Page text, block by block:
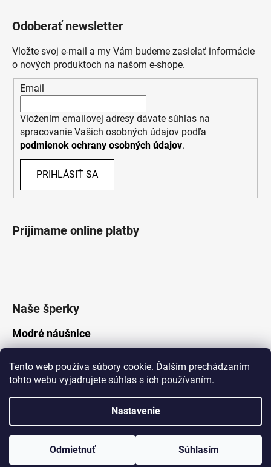
Tento web používa súbory cookie. Ďalším prechádzaním
tohto webu vyjadrujete súhlas s ich používaním.
Nastavenie
Odmietnuť Súhlasím
www.Lotka.sk - najkrajšie šperky za dobré ceny. Pri nákupe nad 50€
poštovné zdarma. Nakupujte s dôverou - naša spoločnosť je s
Odoberať newsletter
Vložte svoj e-mail a my Vám budeme zasielať informácie
o nových produktoch na našom e-shope.
Email
Vložením emailovej adresy dávate súhlas na
spracovanie Vašich osobných údajov podľa
podmienok ochrany osobných údajov.
PRIHLÁSIŤ SA
Prijímame online platby
Naše šperky
Modré náušnice
21.8.2019
Vytvoril Shoptet
Lotka.sk. Všetky práva vyhradené.
Upraviť nastavenie cookies